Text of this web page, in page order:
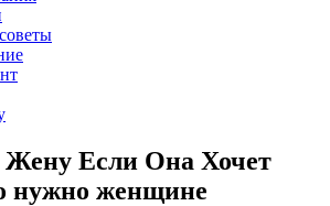
Жену Если Она Хочет
нужно женщине